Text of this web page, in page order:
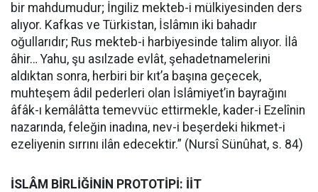
bir mahdumudur; İngiliz mekteb-i mülkiyesinden ders
alıyor. Kafkas ve Türkistan, İslâmın iki bahadır
oğullarıdır; Rus mekteb-i harbiyesinde talim alıyor. İlâ
âhir… Yahu, şu asılzade evlât, şehadetnamelerini
aldıktan sonra, herbiri bir kıt’a başına geçecek,
muhteşem âdil pederleri olan İslâmiyet’in bayrağını
âfâk-ı kemâlâtta temevvüc ettirmekle, kader-i Ezelînin
nazarında, feleğin inadına, nev-i beşerdeki hikmet-i
ezeliyenin sırrını ilân edecektir.” (Nursî Sünûhat, s. 84)
İSLÂM BİRLİĞİNİN PROTOTİPİ: İİT